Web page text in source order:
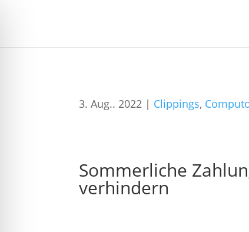
3. Aug.. 2022 | Clippings,
Sommerliche
verhindern